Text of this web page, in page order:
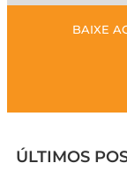
BAIXE
ÚLTIMOS